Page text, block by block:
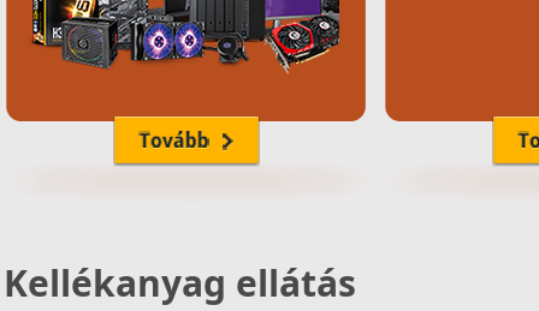
Notebook-ok javítása, telepítése
Kellékanyag ellátás